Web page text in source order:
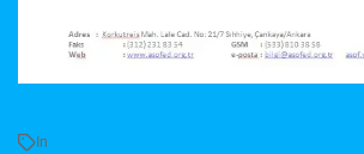
In